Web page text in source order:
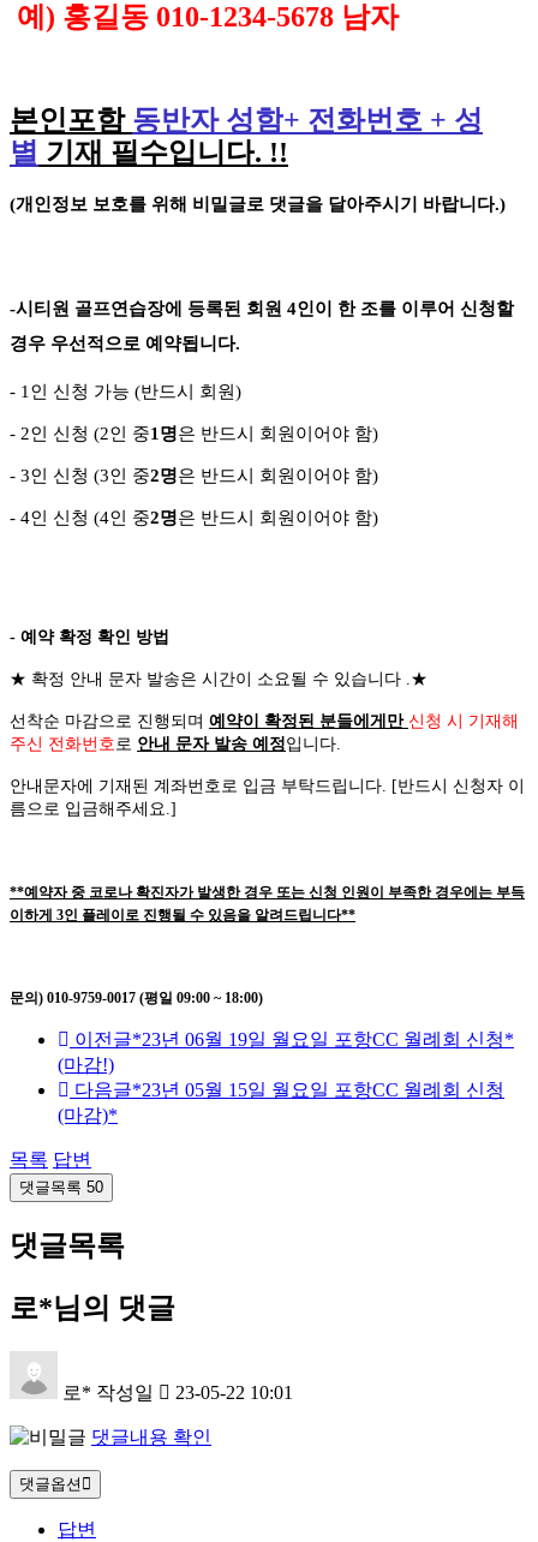
예 ) 홍길동 010-1234-5678 남자
본인포함 동반자 성함+ 전화번호 + 성
별 기재 필수입니다. !!
(개인정보 보호를 위해 비밀글로 댓글을 달아주시기 바랍니다.)
-시티원 골프연습장에 등록된 회원 4인이 한 조를 이루어 신청할
경우 우선적으로 예약됩니다.
- 1인 신청 가능 (반드시 회원)
- 2인 신청 (2인 중1명은 반드시 회원이어야 함)
- 3인 신청 (3인 중2명은 반드시 회원이어야 함)
- 4인 신청 (4인 중2명은 반드시 회원이어야 함)
- 예약 확정 확인 방법
★ 확정 안내 문자 발송은 시간이 소요될 수 있습니다 .★
선착순 마감으로 진행되며 예약이 확정된 분들에게만 신청 시 기재해
주신 전화번호로 안내 문자 발송 예정입니다.
안내문자에 기재된 계좌번호로 입금 부탁드립니다. [반드시 신청자 이
름으로 입금해주세요.]
**예약자 중 코로나 확진자가 발생한 경우 또는 신청 인원이 부족한 경우에는 부득
이하게 3인 플레이로 진행될 수 있음을 알려드립니다**
문의) 010-9759-0017 (평일 09:00 ~ 18:00)
이전글*23년 06월 19일 월요일 포항CC 월례회 신청*
(마감!)
다음글*23년 05월 15일 월요일 포항CC 월례회 신청
(마감)*
목록 답변
댓글목록 50
댓글목록
로*님의 댓글
로* 작성일 23-05-22 10:01
댓글내용 확인
댓글옵션
답변